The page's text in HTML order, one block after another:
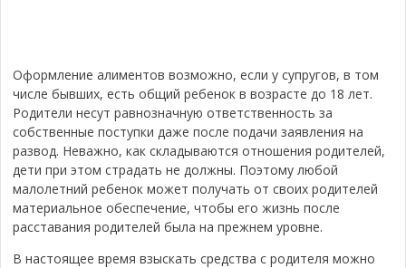
Оформление алиментов возможно, если у супругов, в том
числе бывших, есть общий ребенок в возрасте до 18 лет.
Родители несут равнозначную ответственность за
собственные поступки даже после подачи заявления на
развод. Неважно, как складываются отношения родителей,
дети при этом страдать не должны. Поэтому любой
малолетний ребенок может получать от своих родителей
материальное обеспечение, чтобы его жизнь после
расставания родителей была на прежнем уровне.
В настоящее время взыскать средства с родителя можно